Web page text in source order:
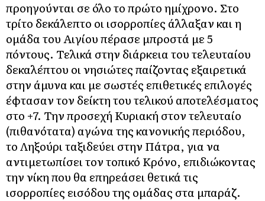
προηγούνται σε όλο το πρώτο ημίχρονο. Στο
τρίτο δεκάλεπτο οι ισορροπίες άλλαξαν και η
ομάδα του Αιγίου πέρασε μπροστά με 5
πόντους. Τελικά στην διάρκεια του τελευταίου
δεκαλέπτου οι νησιώτες παίζοντας εξαιρετικά
στην άμυνα και με σωστές επιθετικές επιλογές
έφτασαν τον δείκτη του τελικού αποτελέσματος
στο +7. Την προσεχή Κυριακή στον τελευταίο
(πιθανότατα) αγώνα της κανονικής περιόδου,
το Ληξούρι ταξιδεύει στην Πάτρα, για να
αντιμετωπίσει τον τοπικό Κρόνο, επιδιώκοντας
την νίκη που θα επηρεάσει θετικά τις
ισορροπίες εισόδου της ομάδας στα μπαράζ.